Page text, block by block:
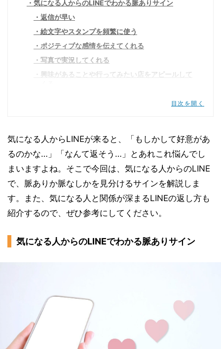
気になる人からのLINEでわかる脈ありサイン
返信が早い
絵文字やスタンプを頻繁に使う
ポジティブな感情を伝えてくれる
写真で実況してくれる
興味があることや行ってみたい店をアピールして
返信がそっけない
他の異性の話が頻繁にでてくる
「忙しい」と返される
気になる人と関係が深まるLINEの返し方
返信の催促はしない
わかりやすく共感できるスタンプを使う
丁寧な文章・言葉遣いを心がける
目次を開く
気になる人からLINEが来ると、「もしかして好意があ
るのかな…」「なんて返そう…」とあれこれ悩んでし
まいますよね。そこで今回は、気になる人からのLINE
で、脈ありか脈なしかを見分けるサインを解説しま
す。また、気になる人と関係が深まるLINEの返し方も
紹介するので、ぜひ参考にしてください。
気になる人からのLINEでわかる脈ありサイン